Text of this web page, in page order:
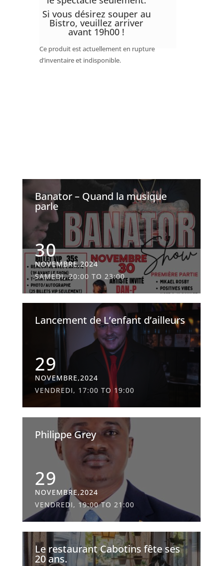
Si vous désirez souper au
Bistro, veuillez arriver
avant 19h00 !
Ce produit est actuellement en rupture
d’inventaire et indisponible.
Banator – Quand la musique
parle
30
NOVEMBRE,2024
SAMEDI, 20:00 TO 23:00
Lancement de L’enfant d’ailleurs
29
NOVEMBRE,2024
VENDREDI, 17:00 TO 19:00
Philippe Grey
29
NOVEMBRE,2024
VENDREDI, 19:00 TO 21:00
Le restaurant Cabotins fête ses
20 ans.